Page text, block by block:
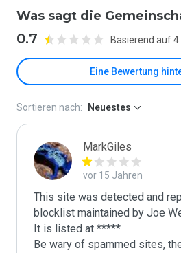
Was sagt die
0.7 Basierend auf
Eine Bewertung
Sortieren nach: Neuestes
MarkGiles
vor 15 Jahren
This site was detected and
blocklist maintained by Joe
It is listed at *****
Be wary of spammed sites,